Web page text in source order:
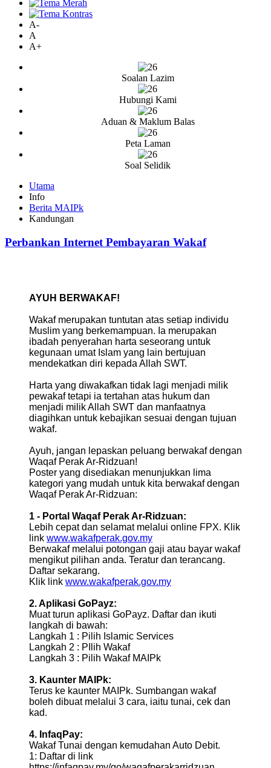
A-
A
A+
Soalan Lazim
Hubungi Kami
Aduan & Maklum Balas
Peta Laman
Soal Selidik
Utama
Info
Berita MAIPk
Kandungan
Perbankan Internet Pembayaran Wakaf
AYUH BERWAKAF!
Wakaf merupakan tuntutan atas setiap individu
Muslim yang berkemampuan. Ia merupakan
ibadah penyerahan harta seseorang untuk
kegunaan umat Islam yang lain bertujuan
mendekatkan diri kepada Allah SWT.
Harta yang diwakafkan tidak lagi menjadi milik
pewakaf tetapi ia tertahan atas hukum dan
menjadi milik Allah SWT dan manfaatnya
diagihkan untuk kebajikan sesuai dengan tujuan
wakaf.
Ayuh, jangan lepaskan peluang berwakaf dengan
Waqaf Perak Ar-Ridzuan!
Poster yang disediakan menunjukkan lima
kategori yang mudah untuk kita berwakaf dengan
Waqaf Perak Ar-Ridzuan:
1 - Portal Waqaf Perak Ar-Ridzuan:
Lebih cepat dan selamat melalui online FPX. Klik
link www.wakafperak.gov.my
Berwakaf melalui potongan gaji atau bayar wakaf
mengikut pilihan anda. Teratur dan terancang.
Daftar sekarang.
Klik link www.wakafperak.gov.my
2. Aplikasi GoPayz:
Muat turun aplikasi GoPayz. Daftar dan ikuti
langkah di bawah:
Langkah 1 : Pilih Islamic Services
Langkah 2 : PIlih Wakaf
Langkah 3 : Pilih Wakaf MAIPk
3. Kaunter MAIPk:
Terus ke kaunter MAIPk. Sumbangan wakaf
boleh dibuat melalui 3 cara, iaitu tunai, cek dan
kad.
4. InfaqPay:
Wakaf Tunai dengan kemudahan Auto Debit.
1: Daftar di link